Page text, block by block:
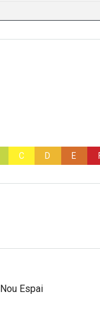
C D E
Nou Espai